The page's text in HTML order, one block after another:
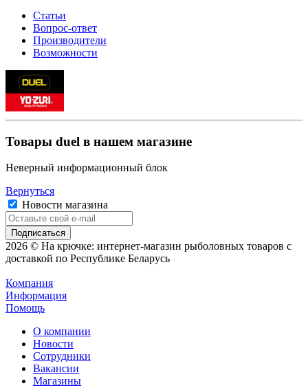
Статьи
Вопрос-ответ
Производители
Возможности
Товары duel в нашем магазине
Неверный информационный блок
Вернуться
Новости магазина
2026 © На крючке: интернет-магазин рыболовных товаров с
доставкой по Республике Беларусь
Компания
Информация
Помощь
О компании
Новости
Сотрудники
Вакансии
Магазины